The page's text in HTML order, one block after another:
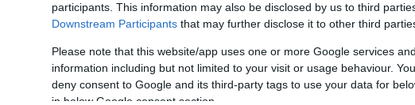
participants. This information may also be disclosed by us to third
Downstream Participants that may further disclose it to other third
Please note that this website/app uses one or more Google services
information including but not limited to your visit or usage behaviour.
deny consent to Google and its third-party tags to use your data for
in below Google consent section.
(azaz cikkünk publikálásának napjától) csak késő este lesz új tartalom.
meglepetésekből, és óriási licitharcokból most sem lesz hiány, a
kereskedők elé kerül többek között egy Szűz Mária festmény, egy arany
zsebóra, Herman Lipót egyik olajfestménye, egy selyem perzsa szőnyeg,